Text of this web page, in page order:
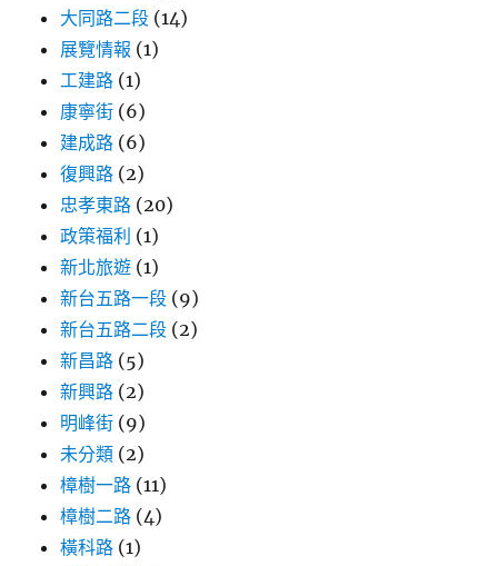
大同路二段 (14)
展覽情報 (1)
工建路 (1)
康寧街 (6)
建成路 (6)
復興路 (2)
忠孝東路 (20)
政策福利 (1)
新北旅遊 (1)
新台五路一段 (9)
新台五路二段 (2)
新昌路 (5)
新興路 (2)
明峰街 (9)
未分類 (2)
樟樹一路 (11)
樟樹二路 (4)
橫科路 (1)